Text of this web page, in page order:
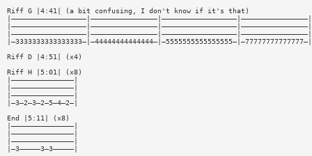
Riff G |4:41| (a bit confusing, I don't know if it's that)
|——————————————————|————————————————|——————————————————|————————————————|
|——————————————————|————————————————|——————————————————|————————————————|
|——————————————————|————————————————|——————————————————|————————————————|
|—3333333333333333—|—44444444444444—|—5555555555555555—|—77777777777777—|
Riff D |4:51| (x4)
Riff H |5:01| (x8)
|———————————————|
|———————————————|
|———————————————|
|—3—2—3—2—5—4—2—|
End |5:11| (x8)
|———————————————|
|———————————————|
|———————————————|
|—3—————3—3—————|